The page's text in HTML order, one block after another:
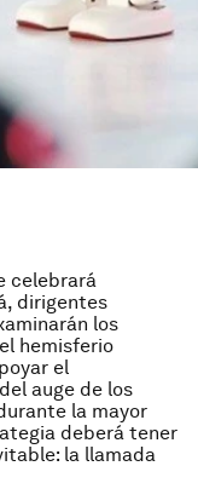
celebrará
dirigentes
los
hemisferio
el
auge de los
la mayor
deberá tener
la llamada